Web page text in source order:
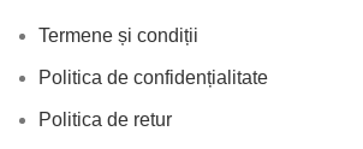
Termene și condiții
Politica de confidențialitate
Politica de retur